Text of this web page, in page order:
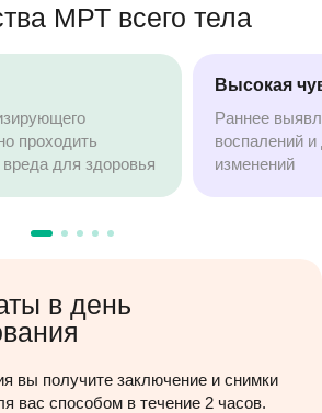
МРТ всего тела
проходить
вреда для здоровья
Высокая
Раннее
воспалений и
изменений
в день
вы получите заключение и снимки
вас способом в течение 2 часов.